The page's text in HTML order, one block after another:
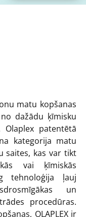
matu kopšanas
dažādu ķīmisku
patentētā
kategorija matu
saites, kas var tikt
vai ķīmiskās
tehnoloģija ļauj
un
procedūras.
OLAPLEX ir